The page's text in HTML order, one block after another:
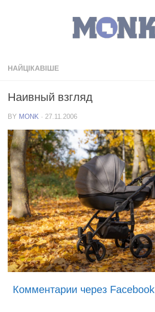
НАЙЦІКАВІШЕ
Наивный взгляд
BY MONK · 27.11.2006
Комментарии через Facebook